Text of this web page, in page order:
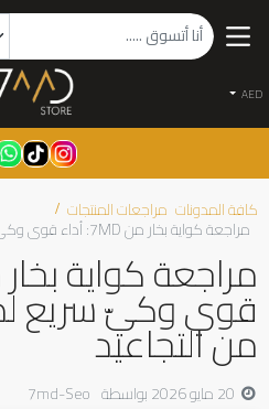
AED
كافة المدونات مراجعات المنتجات
مراجعة كواية بخار من 7MD: أداء قوي وكيّ سريع لملابس خالية من التجاعيد
قوي وكيّ سريع
من التجاعيد
20 مايو 2026 بواسطة 7md-Seo